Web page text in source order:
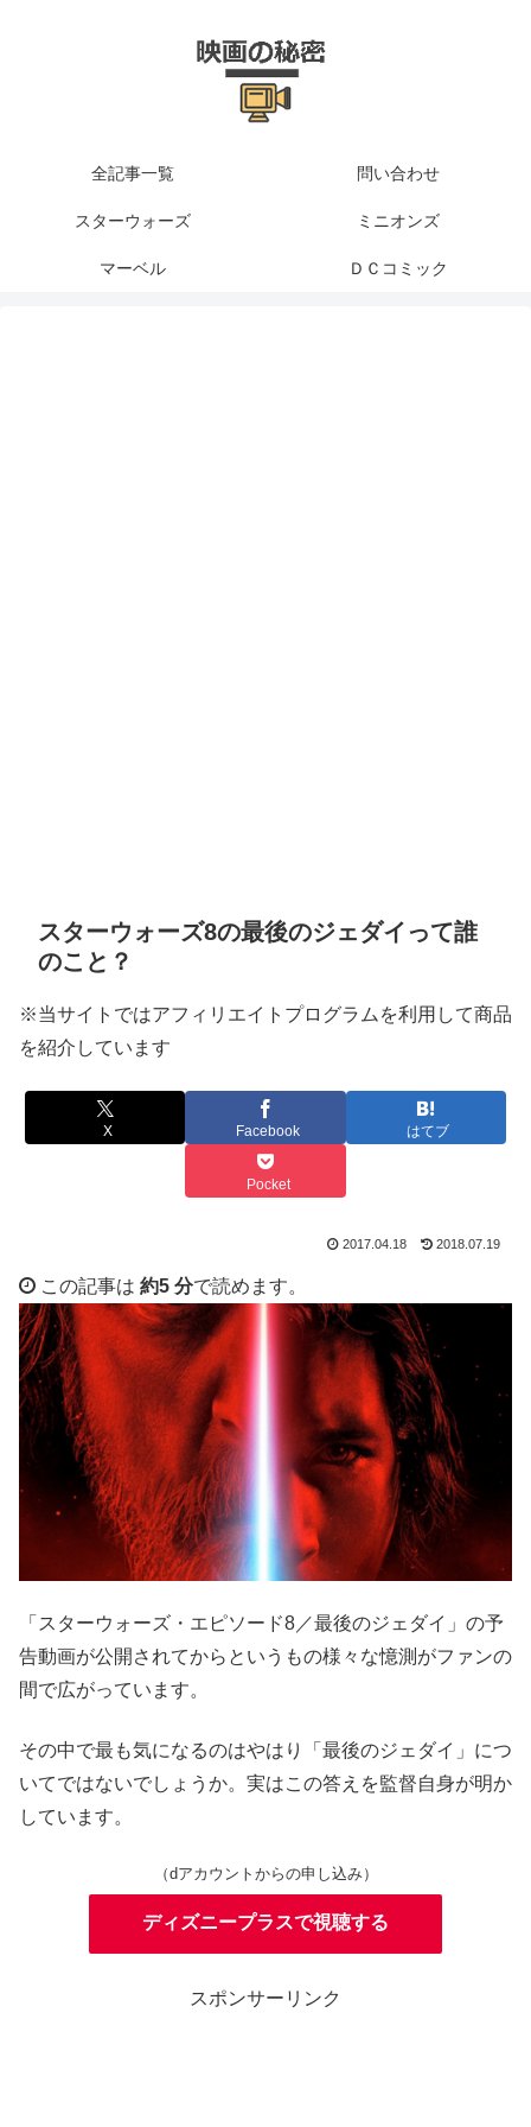
全記事一覧 問い合わせ
スターウォーズ ミニオンズ
マーベル ＤＣコミック
スターウォーズ8の最後のジェダイって誰
のこと？
※当サイトではアフィリエイトプログラムを利用して商品
を紹介しています
X Facebook はてブ
Pocket
2017.04.18 2018.07.19
この記事は 約5 分で読めます。
「スターウォーズ・エピソード8／最後のジェダイ」の予
告動画が公開されてからというもの様々な憶測がファンの
間で広がっています。
その中で最も気になるのはやはり「最後のジェダイ」につ
いてではないでしょうか。実はこの答えを監督自身が明か
しています。
（dアカウントからの申し込み）
ディズニープラスで視聴する
スポンサーリンク